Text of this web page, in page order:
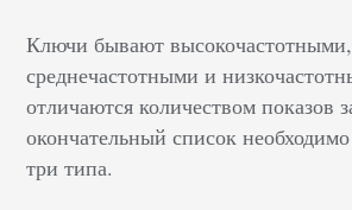
Ключи бывают высокочастотными,
среднечастотными и
отличаются количеством показов
окончательный список
три типа.